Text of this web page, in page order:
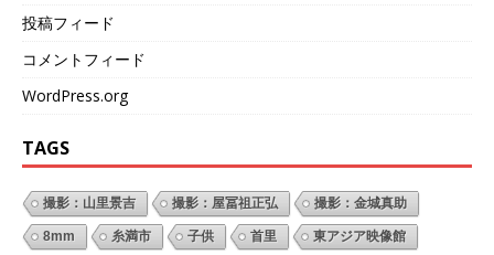
投稿フィード
コメントフィード
WordPress.org
TAGS
撮影：山里景吉 撮影：屋冨祖正弘 撮影：金城真助
8mm 糸満市 子供 首里 東アジア映像館